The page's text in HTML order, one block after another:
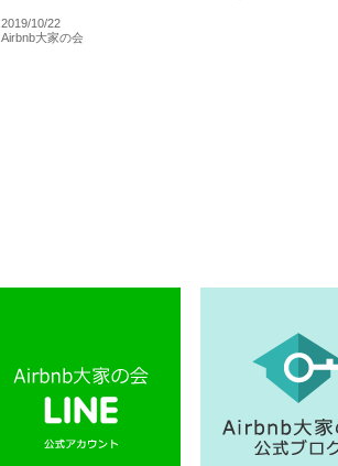
格に上乗せする目的での料金改定は実施しな
い方針であることを明...
2019/10/22
Airbnb大家の会